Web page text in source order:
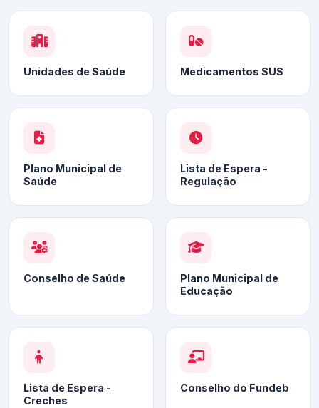
Unidades de Saúde Medicamentos SUS
Plano Municipal de
Saúde
Lista de Espera -
Regulação
Conselho de Saúde
Plano Municipal de
Educação
Lista de Espera -
Creches
Conselho do Fundeb